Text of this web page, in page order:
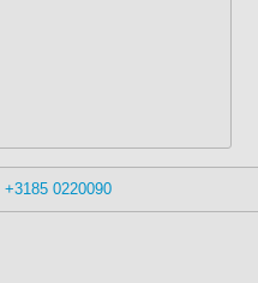
+3185 0220090